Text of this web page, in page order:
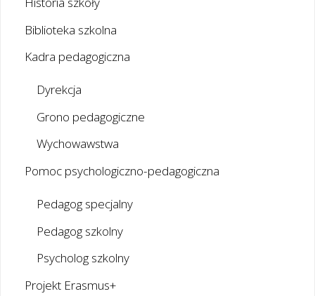
Biblioteka szkolna
Kadra pedagogiczna
Dyrekcja
Grono pedagogiczne
Wychowawstwa
Pomoc psychologiczno-pedagogiczna
Pedagog specjalny
Pedagog szkolny
Psycholog szkolny
Projekt Erasmus+